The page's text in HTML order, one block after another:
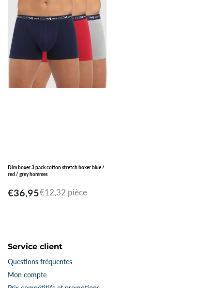
Dim boxer 3 pack cotton stretch boxer blue /
red / grey hommes
€36,95€12,32 pièce
Service client
Questions fréquentes
Mon compte